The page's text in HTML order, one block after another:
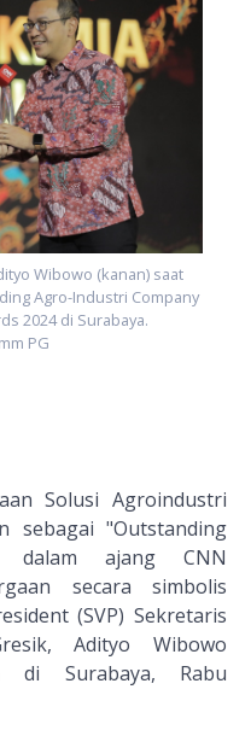
Wibowo (kanan) saat
Agro-Industri Company
2024 di Surabaya.
PG
Solusi Agroindustri
sebagai "Outstanding
dalam ajang CNN
secara simbolis
(SVP) Sekretaris
Adityo Wibowo
di Surabaya, Rabu